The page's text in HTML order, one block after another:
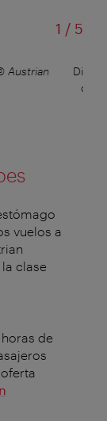
1 /de
5
Austrian
vuelos a
clase
de